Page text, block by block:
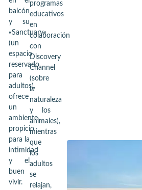
balcón
y su
«Sanctuary»
(un
espacio
reservado
para
adultos),
ofrece
un
ambiente
propicio
para la
intimidad
y el
buen
vivir.
programas
educativos
en
colaboración
con
Discovery
Channel
(sobre
la
naturaleza
y los
animales),
mientras
que
los
adultos
se
relajan,